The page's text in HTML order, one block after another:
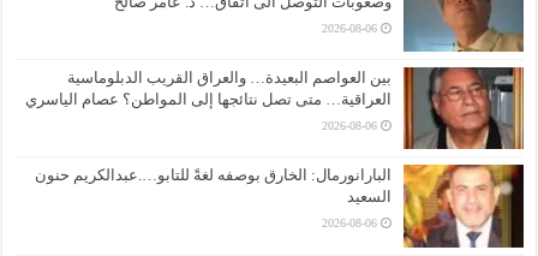
2026-08-06
بين العواصم البعيدة… والعراق القريب الدبلوماسية
العراقية… متى تصل نتائجها إلى المواطن؟ عصام الياسري
2026-08-06
البارانورمال: الخارق بوصفه لغةً للتابو….عبدالكريم حنون
السعيد
2026-08-06